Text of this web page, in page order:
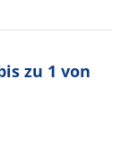
zu 1 von